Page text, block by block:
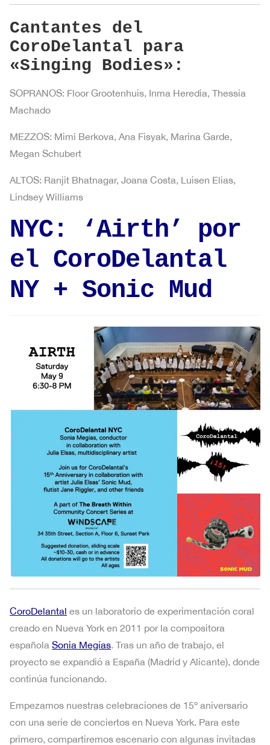
Cantantes del
CoroDelantal para
«Singing Bodies»:
SOPRANOS: Floor Grootenhuis, Inma Heredia, Thessia
Machado
MEZZOS: Mimi Berkova, Ana Fisyak, Marina Garde,
Megan Schubert
ALTOS: Ranjit Bhatnagar, Joana Costa, Luisen Elias,
Lindsey Williams
NYC: ‘Airth’ por
el CoroDelantal
NY + Sonic Mud
CoroDelantal es un laboratorio de experimentación coral
creado en Nueva York en 2011 por la compositora
española Sonia Megías. Tras un año de trabajo, el
proyecto se expandió a España (Madrid y Alicante), donde
continúa funcionando.
Empezamos nuestras celebraciones de 15º aniversario
con una serie de conciertos en Nueva York. Para este
primero, compartiremos escenario con algunas invitadas